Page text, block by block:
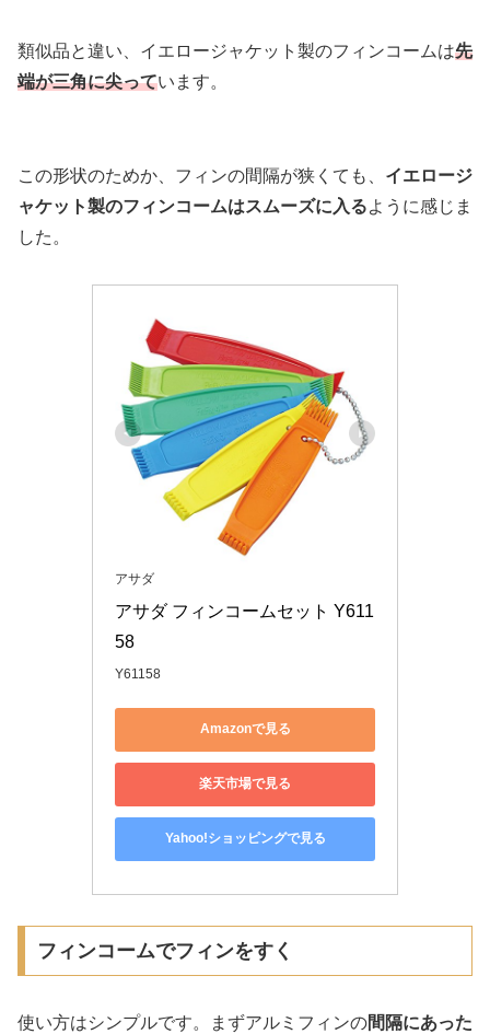
類似品と違い、イエロージャケット製のフィンコームは先
端が三角に尖っています。
この形状のためか、フィンの間隔が狭くても、 イエロージ
ャケット製のフィンコームはスムーズに入るように感じま
した。
アサダ
アサダ フィンコームセット Y611
58
Y61158
Amazonで見る
楽天市場で見る
Yahoo!ショッピングで見る
フィンコームでフィンをすく
使い方はシンプルです。まずアルミフィンの間隔にあった